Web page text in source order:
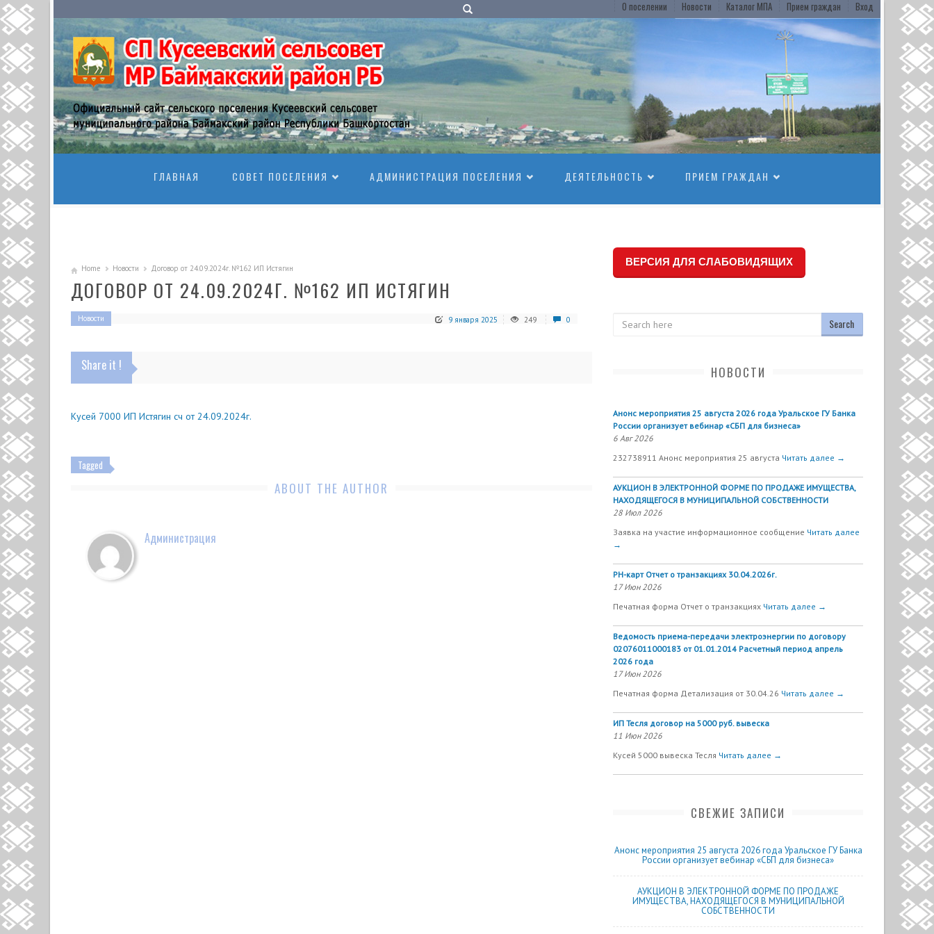
О поселении Новости Каталог МПА Прием граждан Вход
ГЛАВНАЯ
СОВЕТ ПОСЕЛЕНИЯ АДМИНИСТРАЦИЯ ПОСЕЛЕНИЯ ДЕЯТЕЛЬНОСТЬ ПРИЕМ ГРАЖДАН
Home Новости Договор от 24.09.2024г. №162 ИП Истягин
ДОГОВОР ОТ 24.09.2024Г. №162 ИП ИСТЯГИН
Новости 9 января 2025 249 0
Share it !
Кусей 7000 ИП Истягин сч от 24.09.2024г.
Tagged
ABOUT THE AUTHOR
Администрация
ВЕРСИЯ ДЛЯ СЛАБОВИДЯЩИХ
НОВОСТИ
Анонс мероприятия 25 августа 2026 года Уральское ГУ Банка
России организует вебинар «СБП для бизнеса»
6 Авг 2026
232738911 Анонс мероприятия 25 августа Читать далее →
АУКЦИОН В ЭЛЕКТРОННОЙ ФОРМЕ ПО ПРОДАЖЕ ИМУЩЕСТВА,
НАХОДЯЩЕГОСЯ В МУНИЦИПАЛЬНОЙ СОБСТВЕННОСТИ
28 Июл 2026
Заявка на участие информационное сообщение Читать далее
→
РН-карт Отчет о транзакциях 30.04.2026г.
17 Июн 2026
Печатная форма Отчет о транзакциях Читать далее →
Ведомость приема-передачи электроэнергии по договору
02076011000183 от 01.01.2014 Расчетный период апрель
2026 года
17 Июн 2026
Печатная форма Детализация от 30.04.26 Читать далее →
ИП Тесля договор на 5000 руб. вывеска
11 Июн 2026
Кусей 5000 вывеска Тесля Читать далее →
СВЕЖИЕ ЗАПИСИ
Анонс мероприятия 25 августа 2026 года Уральское ГУ Банка
России организует вебинар «СБП для бизнеса»
АУКЦИОН В ЭЛЕКТРОННОЙ ФОРМЕ ПО ПРОДАЖЕ
ИМУЩЕСТВА, НАХОДЯЩЕГОСЯ В МУНИЦИПАЛЬНОЙ
СОБСТВЕННОСТИ